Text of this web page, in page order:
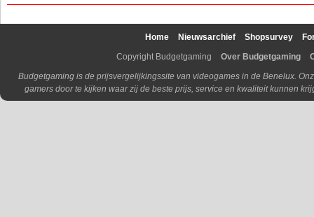
Home Nieuwsarchief Shopsurvey
Copyright Budgetgaming
Over Budgetgaming
Budgetgaming is de prijsvergelijkingssite van videogames in de Benelux.
gamers door te kijken waar zij de beste prijs, service en kwaliteit kunnen